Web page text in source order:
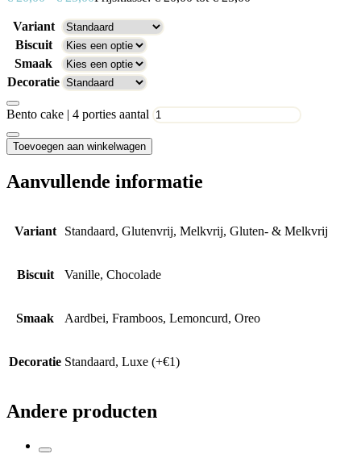
Variant
Biscuit
Smaak
Decoratie
Bento cake | 4 porties aantal
Toevoegen aan winkelwagen
Aanvullende informatie
Variant Standaard, Glutenvrij, Melkvrij, Gluten- & Melkvrij
Biscuit Vanille, Chocolade
Smaak Aardbei, Framboos, Lemoncurd, Oreo
Decoratie Standaard, Luxe (+€1)
Andere producten